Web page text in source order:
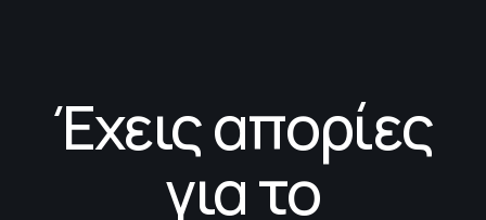
Έχεις απορίες
για το